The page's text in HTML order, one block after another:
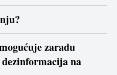
zaradu
na